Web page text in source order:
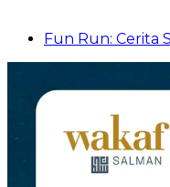
Fun Run: Cerita